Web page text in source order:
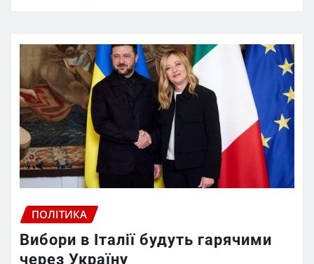
ПОЛІТИКА
Вибори в Італії будуть гарячими
через Україну